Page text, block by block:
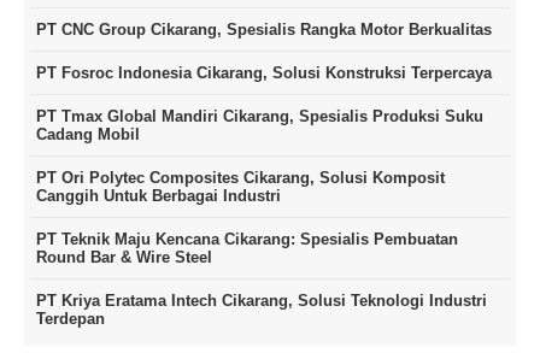
PT CNC Group Cikarang, Spesialis Rangka Motor Berkualitas
PT Fosroc Indonesia Cikarang, Solusi Konstruksi Terpercaya
PT Tmax Global Mandiri Cikarang, Spesialis Produksi Suku
Cadang Mobil
PT Ori Polytec Composites Cikarang, Solusi Komposit
Canggih Untuk Berbagai Industri
PT Teknik Maju Kencana Cikarang: Spesialis Pembuatan
Round Bar & Wire Steel
PT Kriya Eratama Intech Cikarang, Solusi Teknologi Industri
Terdepan